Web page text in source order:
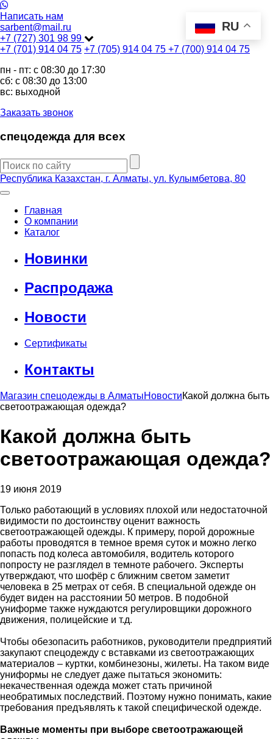
Написать нам
sarbent@mail.ru
+7 (727) 301 98 99
+7 (701) 914 04 75 +7 (705) 914 04 75 +7 (700) 914 04 75
пн - пт: c 08:30 до 17:30
сб: c 08:30 до 13:00
вс: выходной
Заказать звонок
спецодежда для всех
Республика Казахстан, г. Алматы, ул. Кулымбетова, 80
Главная
О компании
Каталог
Новинки
Распродажа
Новости
Сертификаты
Контакты
Магазин спецодежды в АлматыНовостиКакой должна быть
светоотражающая одежда?
Какой должна быть
светоотражающая одежда?
19 июня 2019
Только работающий в условиях плохой или недостаточной
видимости по достоинству оценит важность
светоотражающей одежды. К примеру, порой дорожные
работы проводятся в темное время суток и можно легко
попасть под колеса автомобиля, водитель которого
попросту не разглядел в темноте рабочего. Эксперты
утверждают, что шофёр с ближним светом заметит
человека в 25 метрах от себя. В специальной одежде он
будет виден на расстоянии 50 метров. В подобной
униформе также нуждаются регулировщики дорожного
движения, полицейские и т.д.
Чтобы обезопасить работников, руководители предприятий
закупают спецодежду с вставками из светоотражающих
материалов – куртки, комбинезоны, жилеты. На таком виде
униформы не следует даже пытаться экономить:
некачественная одежда может стать причиной
необратимых последствий. Поэтому нужно понимать, какие
требования предъявлять к такой специфической одежде.
Важные моменты при выборе светоотражающей
RU